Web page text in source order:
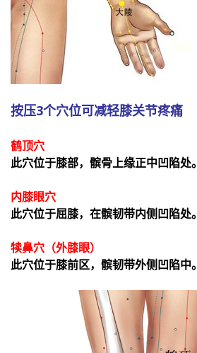
按压3个穴位可减轻膝关节疼痛
鹤顶穴
此穴位于膝部，髌骨上缘正中凹陷处。
内膝眼穴
此穴位于屈膝，在髌韧带内侧凹陷处。
犊鼻穴（外膝眼）
此穴位于膝前区，髌韧带外侧凹陷中。